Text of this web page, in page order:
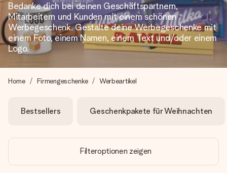
4,7 (basierend auf +15.000 Bewertungen)
Unsere Geschenke begeistern. Kunden bewerten uns mit
4,7 bei Google Reviews (Gesamtergebnis aller Länder, in
die wir versenden).
Erstelle etwas Einzigartiges in wenigen Schritten – mit
Bedanke dich bei deinen Geschäftspartnern,
Mitarbeitern und Kunden mit einem schönen
Werbegeschenk. Gestalte deine Werbegeschenke mit
einem Foto, einem Namen, einem Text und/oder einem
Logo.
Home Firmengeschenke Werbeartikel
Bestsellers Geschenkpakete für Weihnachten
Filteroptionen zeigen